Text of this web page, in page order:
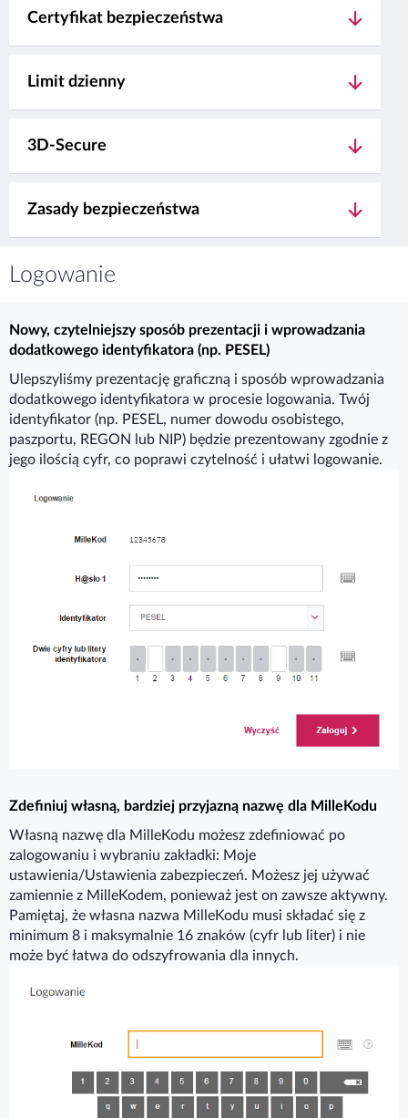
Certyfikat bezpieczeństwa
Limit dzienny
3D-Secure
Zasady bezpieczeństwa
Logowanie
Nowy, czytelniejszy sposób prezentacji i wprowadzania
dodatkowego identyfikatora (np. PESEL)
Ulepszyliśmy prezentację graficzną i sposób wprowadzania
dodatkowego identyfikatora w procesie logowania. Twój
identyfikator (np. PESEL, numer dowodu osobistego,
paszportu, REGON lub NIP) będzie prezentowany zgodnie z
jego ilością cyfr, co poprawi czytelność i ułatwi logowanie.
Zdefiniuj własną, bardziej przyjazną nazwę dla MilleKodu
Własną nazwę dla MilleKodu możesz zdefiniować po
zalogowaniu i wybraniu zakładki: Moje
ustawienia/Ustawienia zabezpieczeń. Możesz jej używać
zamiennie z MilleKodem, ponieważ jest on zawsze aktywny.
Pamiętaj, że własna nazwa MilleKodu musi składać się z
minimum 8 i maksymalnie 16 znaków (cyfr lub liter) i nie
może być łatwa do odszyfrowania dla innych.